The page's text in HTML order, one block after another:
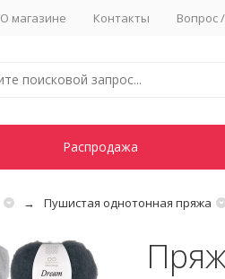
О магазине Контакты Вопрос
Распродажа
Пушистая однотонная пряжа